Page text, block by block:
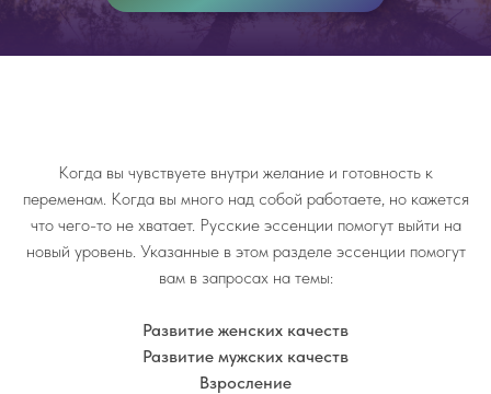
Когда вы чувствуете внутри желание и готовность к
переменам. Когда вы много над собой работаете, но кажется
что чего-то не хватает. Русские эссенции помогут выйти на
новый уровень. Указанные в этом разделе эссенции помогут
вам в запросах на темы:
Развитие женских качеств
Развитие мужских качеств
Взросление